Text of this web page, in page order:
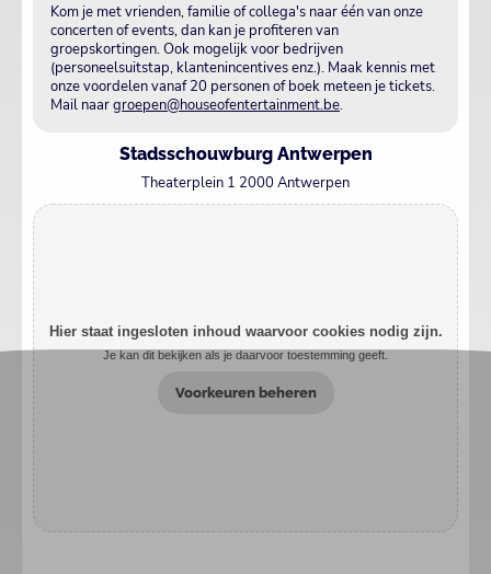
Kom je met vrienden, familie of collega's naar één van onze
concerten of events, dan kan je profiteren van
groepskortingen. Ook mogelijk voor bedrijven
(personeelsuitstap, klantenincentives enz.). Maak kennis met
onze voordelen vanaf 20 personen of boek meteen je tickets.
Mail naargroepen@houseofentertainment.be.
Stadsschouwburg Antwerpen
Theaterplein 1 2000 Antwerpen
Hier staat ingesloten inhoud waarvoor cookies nodig zijn.
Je kan dit bekijken als je daarvoor toestemming geeft.
Voorkeuren beheren